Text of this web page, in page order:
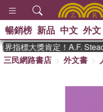
暢銷榜 新品 中文 外文
指標大獎肯定！A.F.
三民網路書店
外文書